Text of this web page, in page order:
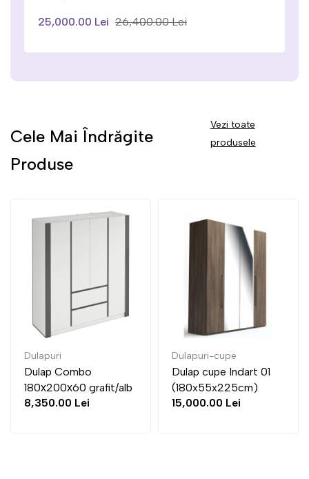
34,000.00 Lei 36,000.00 Lei
Cele Mai Îndrăgite
Produse
Vezi toate
produsele
Dulapuri-cupe
Dulap cupe Indart 01
(180x55x225cm)
15,000.00 Lei
Dulapuri-cupe
Dulap cupe Indart 02
(135x55x225cm)
12,500.00 Lei